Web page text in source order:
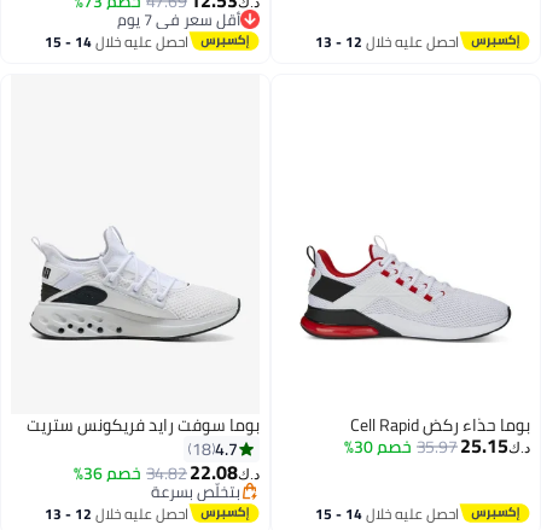
احصل عليه خلال 12 - 13
أقل سعر في 7 يوم
أقل سعر في 7 يوماحصل عليه خلال 14 - 15
بوما حذاء ركض Cell Rapid
د.ك‏25.15
35.97خصم 30%
احصل عليه خلال 14 - 15
بوما سوفت رايد فريكونس ستريت
4.7
18
د.ك‏22.08
34.82خصم 36%
بتخلّص بسرعة
بتخلّص بسرعةاحصل عليه خلال 12 - 13